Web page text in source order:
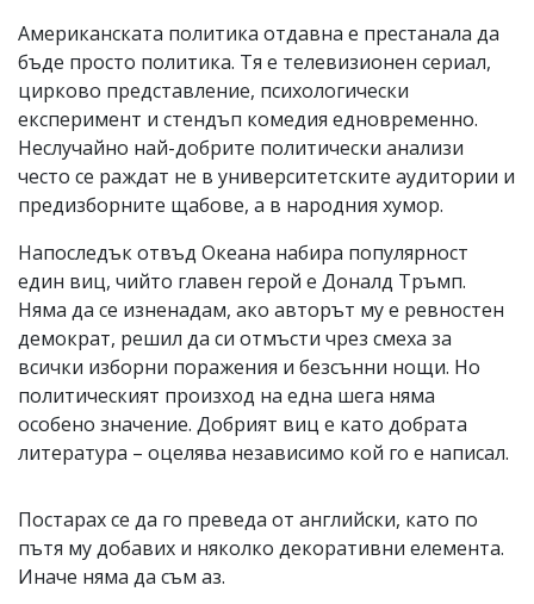
коментар,
сигнализирайте
ни!
Американската политика отдавна е престанала да
бъде просто политика. Тя е телевизионен сериал,
цирково представление, психологически
експеримент и стендъп комедия едновременно.
Неслучайно най-добрите политически анализи
често се раждат не в университетските аудитории и
предизборните щабове, а в народния хумор.
Напоследък отвъд Океана набира популярност
един виц, чийто главен герой е Доналд Тръмп.
Няма да се изненадам, ако авторът му е ревностен
демократ, решил да си отмъсти чрез смеха за
всички изборни поражения и безсънни нощи. Но
политическият произход на една шега няма
особено значение. Добрият виц е като добрата
литература – оцелява независимо кой го е написал.
Постарах се да го преведа от английски, като по
пътя му добавих и няколко декоративни елемента.
Иначе няма да съм аз.